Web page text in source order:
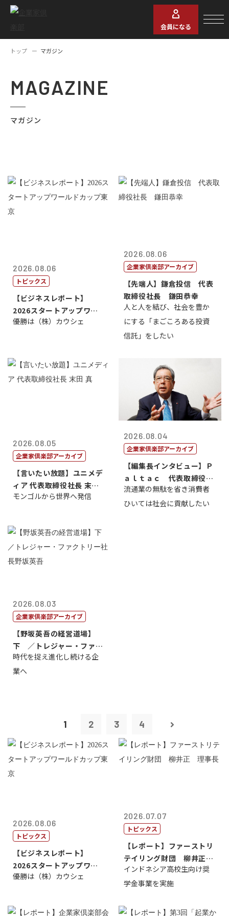
会員になる
トップ マガジン
MAGAZINE
マガジン
2026.08.06
トピックス
【ビジネスレポート】
2026スタートアップワー
ルドカップ東京
優勝は（株）カウシェ
2026.08.06
企業家倶楽部アーカイブ
【先端人】鎌倉投信 代表
取締役社長 鎌田恭幸
人と人を結び、社会を豊か
にする「まごころある投資
信託」をしたい
2026.08.05
企業家倶楽部アーカイブ
【言いたい放題】ユニメデ
ィア 代表取締役社長 末田
真
モンゴルから世界へ発信
2026.08.04
企業家倶楽部アーカイブ
【編集長インタビュー】Ｐ
ａｌｔａｃ 代表取締役会
長三木田國夫
流通業の無駄を省き消費者
ひいては社会に貢献したい
2026.08.03
企業家倶楽部アーカイブ
【野坂英吾の経営道場】
下 ／トレジャー・ファク
トリー社長野坂...
時代を捉え進化し続ける企
業へ
1 2 3 4
2026.08.06
トピックス
【ビジネスレポート】
2026スタートアップワー
ルドカップ東京
優勝は（株）カウシェ
2026.07.07
トピックス
【レポート】ファーストリ
テイリング財団 柳井正
理事長
インドネシア高校生向け奨
学金事業を実施